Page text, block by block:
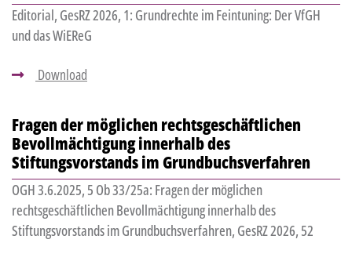
Editorial, GesRZ 2026, 1: Grundrechte im Feintuning: Der VfGH
und das WiEReG
Download
Fragen der möglichen rechtsgeschäftlichen
Bevollmächtigung innerhalb des
Stiftungsvorstands im Grundbuchsverfahren
OGH 3.6.2025, 5 Ob 33/25a: Fragen der möglichen
rechtsgeschäftlichen Bevollmächtigung innerhalb des
Stiftungsvorstands im Grundbuchsverfahren, GesRZ 2026, 52